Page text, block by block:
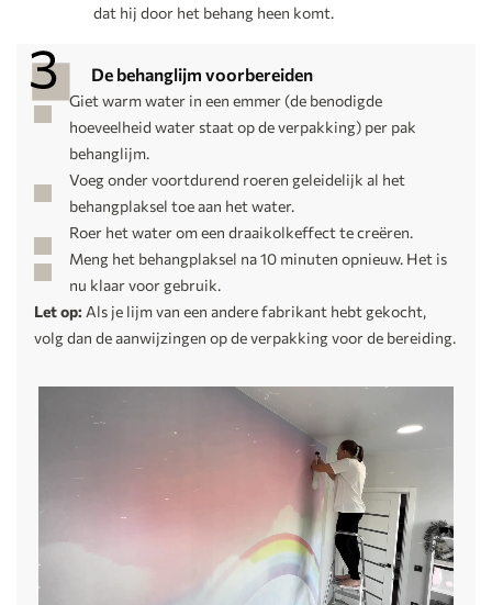
dat hij door het behang heen komt.
De behanglijm voorbereiden
Giet warm water in een emmer (de benodigde
hoeveelheid water staat op de verpakking) per pak
behanglijm.
Voeg onder voortdurend roeren geleidelijk al het
behangplaksel toe aan het water.
Roer het water om een draaikolkeffect te creëren.
Meng het behangplaksel na 10 minuten opnieuw. Het is
nu klaar voor gebruik.
Let op: Als je lijm van een andere fabrikant hebt gekocht,
volg dan de aanwijzingen op de verpakking voor de bereiding.